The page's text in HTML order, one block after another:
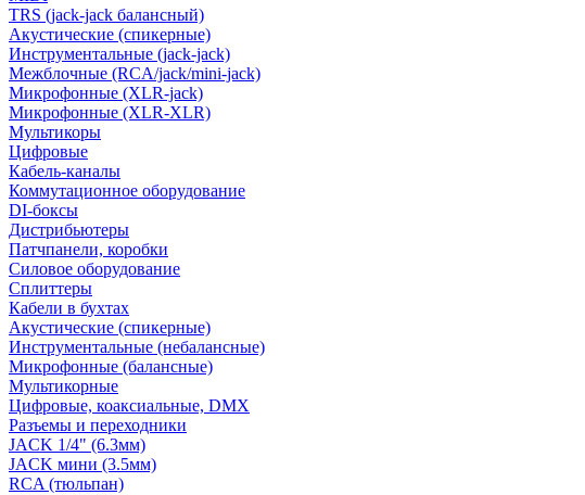
TRS (jack-jack балансный)
Акустические (спикерные)
Инструментальные (jack-jack)
Межблочные (RCA/jack/mini-jack)
Микрофонные (XLR-jack)
Микрофонные (XLR-XLR)
Мультикоры
Цифровые
Кабель-каналы
Коммутационное оборудование
DI-боксы
Дистрибьютеры
Патчпанели, коробки
Силовое оборудование
Сплиттеры
Кабели в бухтах
Акустические (спикерные)
Инструментальные (небалансные)
Микрофонные (балансные)
Мультикорные
Цифровые, коаксиальные, DMX
Разъемы и переходники
JACK 1/4" (6.3мм)
JACK мини (3.5мм)
RCA (тюльпан)